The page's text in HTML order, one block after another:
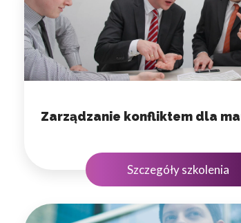
Zarządzanie konfliktem dla
Szczegóły szkolenia